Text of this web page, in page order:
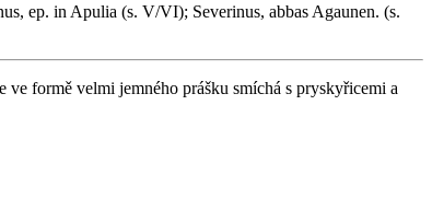
ep. in Apulia (s. V/VI); Severinus, abbas Agaunen. (s.
formě velmi jemného prášku smíchá s pryskyřicemi a